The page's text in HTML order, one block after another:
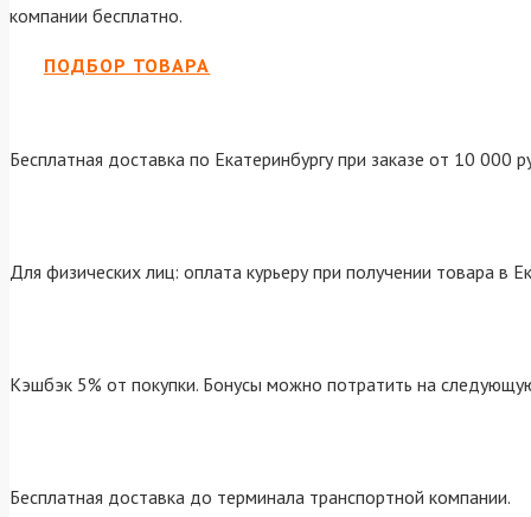
компании бесплатно.
ПОДБОР ТОВАРА
Бесплатная доставка по Екатеринбургу при заказе от 10 000
Для физических лиц: оплата курьеру при получении товара в
Кэшбэк 5% от покупки. Бонусы можно потратить на
Бесплатная доставка до терминала транспортной компании.